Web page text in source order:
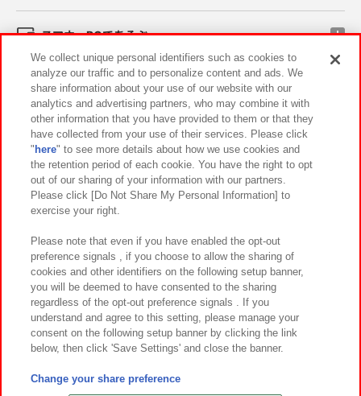
スマホ・PCであそぶ
イベント・キャンペーン
関連会社 サステナビリティ サイトポリシー
プライバシーポリシー ウェブアクセシビリティ方針と検証結果
お取引先さまとともに
カスタマーハラスメント対応方針 よくあるご質問・お問い合わせ
©Bandai Namco Amusement Inc.
©Bandai Namco Amusement Lab Inc.
We collect unique personal identifiers such as cookies to
analyze our traffic and to personalize content and ads. We
share information about your use of our website with our
analytics and advertising partners, who may combine it with
other information that you have provided to them or that they
have collected from your use of their services. Please click
" here" to see more details about how we use cookies and
the retention period of each cookie. You have the right to opt
out of our sharing of your information with our partners.
Please click [Do Not Share My Personal Information] to
exercise your right.
Please note that even if you have enabled the opt-out
preference signals , if you choose to allow the sharing of
cookies and other identifiers on the following setup banner,
you will be deemed to have consented to the sharing
regardless of the opt-out preference signals . If you
understand and agree to this setting, please manage your
consent on the following setup banner by clicking the link
below, then click 'Save Settings' and close the banner.
Change your share preference